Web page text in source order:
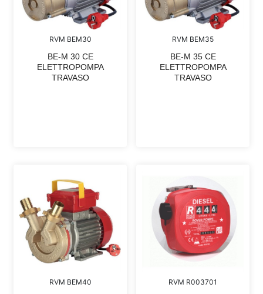
RVM BEM30
BE-M 30 CE
ELETTROPOMPA
TRAVASO
RVM BEM35
BE-M 35 CE
ELETTROPOMPA
TRAVASO
RVM BEM40 RVM R003701